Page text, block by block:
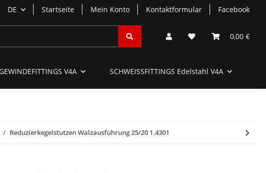
DE Startseite Mein Konto Kontaktformular Facebook
0,00 €
V4A SCHWEISSFITTINGS Edelstahl V4A
Reduzierkegelstutzen Walzausführung 25/20 1.4301